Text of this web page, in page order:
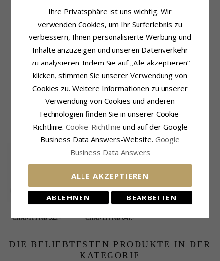
Weißgold
Oberfläche:Polierter
Karat: 0,23
Ringschiene
Breite, Oben:1,1 mm
Breite, Unten:1,9 mm
Dicke, Oben:
2,0 mm
Dicke, Unten:
1,2 mm
Fassung
3,1 mm
Lieferzeit
VERWANDTE PRODUKTE
Karat Weißgold 0,02
CHANTI Preis 323,-
Karat Weißgold 0,117
CHANTI Preis 841,-
DIE BELIEBTESTEN PRODUKTE IN DER
KATEGORIE
Ihre Privatsphäre ist uns wichtig. Wir
verwenden Cookies, um Ihr Surferlebnis zu
verbessern, Ihnen personalisierte Werbung und
Inhalte anzuzeigen und unseren Datenverkehr
zu analysieren. Indem Sie auf „Alle akzeptieren“
klicken, stimmen Sie unserer Verwendung von
Cookies zu. Weitere Informationen zu unserer
Verwendung von Cookies und anderen
Technologien finden Sie in unserer Cookie-
Richtlinie. Cookie-Richtlinie und auf der Google
Business Data Answers-Website. Google
Business Data Answers
ALLE AKZEPTIEREN
ABLEHNEN BEARBEITEN